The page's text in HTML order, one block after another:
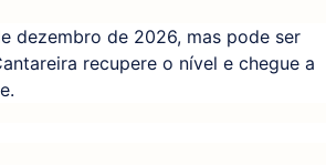
dezembro de 2026, mas pode ser
recupere o nível e chegue a